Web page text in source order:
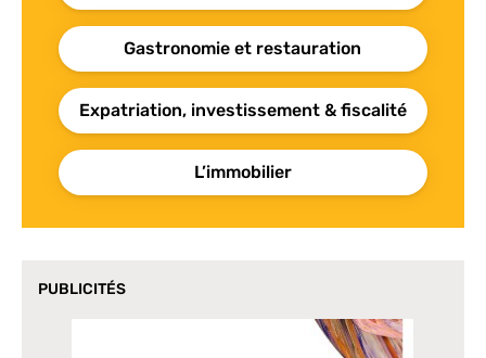
Gastronomie et restauration
Expatriation, investissement & fiscalité
L’immobilier
PUBLICITÉS